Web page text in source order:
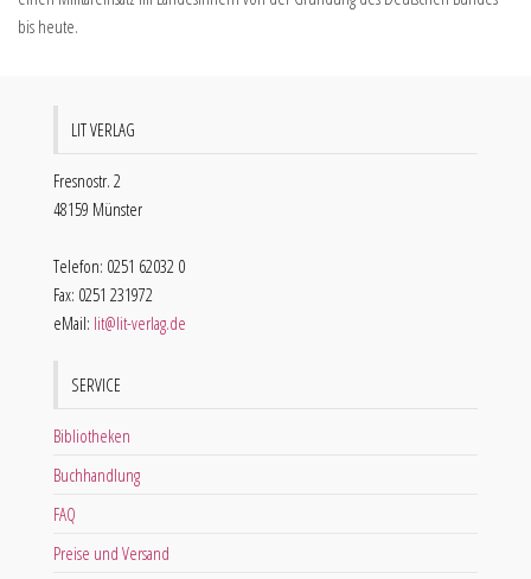
bis heute.
LIT VERLAG
Fresnostr. 2
48159 Münster
Telefon: 0251 62032 0
Fax: 0251 231972
eMail: lit@lit-verlag.de
SERVICE
Bibliotheken
Buchhandlung
FAQ
Preise und Versand